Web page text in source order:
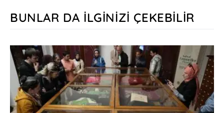
BUNLAR DA İLGINIZI ÇEKEBILIR